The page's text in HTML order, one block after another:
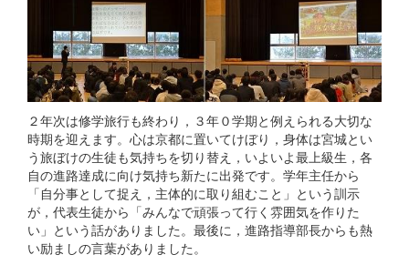
２年次は修学旅行も終わり，３年０学期と例えられる大切な
時期を迎えます。心は京都に置いてけぼり，身体は宮城とい
う旅ぼけの生徒も気持ちを切り替え，いよいよ最上級生，各
自の進路達成に向け気持ち新たに出発です。学年主任から
「自分事として捉え，主体的に取り組むこと」という訓示
が，代表生徒から「みんなで頑張って行く雰囲気を作りた
い」という話がありました。最後に，進路指導部長からも熱
い励ましの言葉がありました。